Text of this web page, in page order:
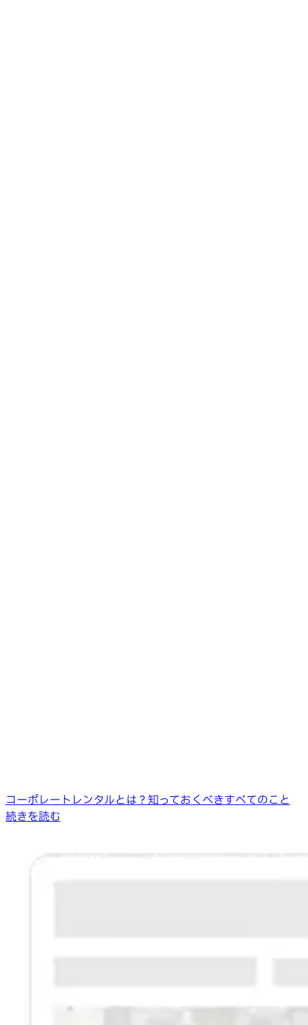
コーポレートレンタルとは？知っておくべきすべてのこと
続きを読む